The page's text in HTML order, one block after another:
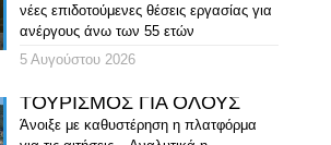
νέες επιδοτούμενες θέσεις εργασίας για
ανέργους άνω των 55 ετών
5 Αυγούστου 2026
ΤΟΥΡΙΣΜΟΣ ΓΙΑ ΟΛΟΥΣ
Άνοιξε με καθυστέρηση η πλατφόρμα